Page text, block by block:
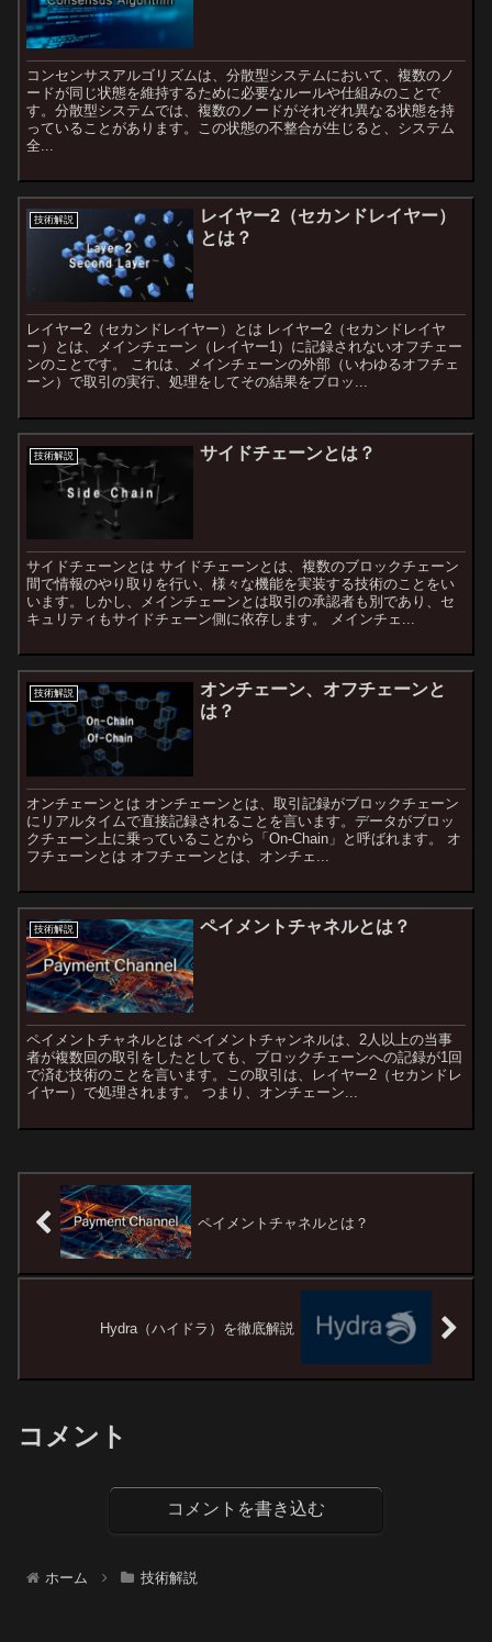
コンセンサスアルゴリズムは、分散型システムにおいて、複数のノ
ードが同じ状態を維持するために必要なルールや仕組みのことで
す。分散型システムでは、複数のノードがそれぞれ異なる状態を持
っていることがあります。この状態の不整合が生じると、システム
全...
技術解説
レイヤー2（セカンドレイヤー）
とは？
レイヤー2（セカンドレイヤー）とは レイヤー2（セカンドレイヤ
ー）とは、メインチェーン（レイヤー1）に記録されないオフチェー
ンのことです。 これは、メインチェーンの外部（いわゆるオフチェ
ーン）で取引の実行、処理をしてその結果をブロッ...
技術解説 サイドチェーンとは？
サイドチェーンとは サイドチェーンとは、複数のブロックチェーン
間で情報のやり取りを行い、様々な機能を実装する技術のことをい
います。しかし、メインチェーンとは取引の承認者も別であり、セ
キュリティもサイドチェーン側に依存します。 メインチェ...
技術解説
オンチェーン、オフチェーンと
は？
オンチェーンとは オンチェーンとは、取引記録がブロックチェーン
にリアルタイムで直接記録されることを言います。データがブロッ
クチェーン上に乗っていることから「On-Chain」と呼ばれます。 オ
フチェーンとは オフチェーンとは、オンチェ...
技術解説 ペイメントチャネルとは？
ペイメントチャネルとは ペイメントチャンネルは、2人以上の当事
者が複数回の取引をしたとしても、ブロックチェーンへの記録が1回
で済む技術のことを言います。この取引は、レイヤー2（セカンドレ
イヤー）で処理されます。 つまり、オンチェーン...
ペイメントチャネルとは？
Hydra（ハイドラ）を徹底解説
コメント
コメントを書き込む
ホーム 技術解説